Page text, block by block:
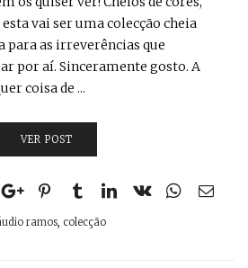
vai ser uma colecção cheia
para as irreverências que
por aí. Sinceramente gosto. A
coisa de ...
VER POST
ramos, colecção